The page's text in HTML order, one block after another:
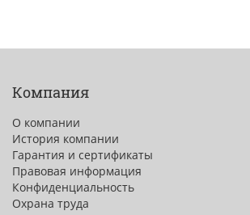
Компания
О компании
История компании
Гарантия и сертификаты
Правовая информация
Конфиденциальность
Охрана труда